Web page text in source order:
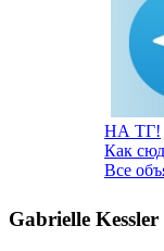
НА ТГ!
Как
Все
Gabrielle Kessler